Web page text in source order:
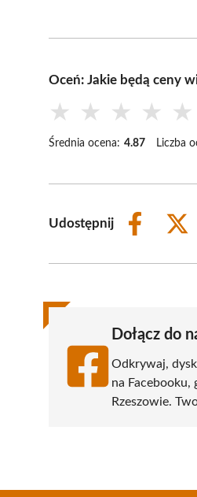
Oceń: Jakie będą ceny
★ ★ ★ ★ ★
Średnia ocena: 4.87 Liczba
Udostępnij
Share
Dołącz do
Odkrywaj,
na Facebooku,
Rzeszowie.